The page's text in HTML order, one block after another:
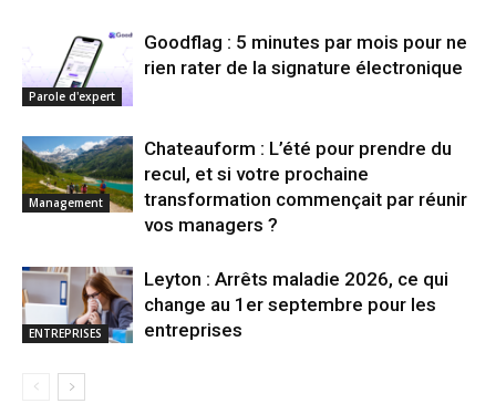
Parole d'expert
Goodflag : 5 minutes par mois pour ne
rien rater de la signature électronique
Management
Chateauform : L’été pour prendre du
recul, et si votre prochaine
transformation commençait par réunir
vos managers ?
ENTREPRISES
Leyton : Arrêts maladie 2026, ce qui
change au 1er septembre pour les
entreprises